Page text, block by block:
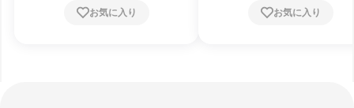
分県、鹿児島県、沖縄県
お気に入り
分県、鹿児島県、沖縄県
お気に入り